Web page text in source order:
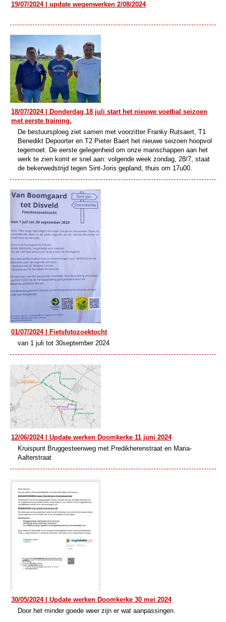
19/07/2024 | update wegenwerken 2/08/2024
18/07/2024 | Donderdag 18 juli start het nieuwe voetbal seizoen
met eerste training.
De bestuursploeg ziet samen met voorzitter Franky Rutsaert, T1
Benedikt Depoorter en T2 Pieter Baert het nieuwe seizoen hoopvol
tegemoet. De eerste gelegenheid om onze manschappen aan het
werk te zien komt er snel aan: volgende week zondag, 28/7, staat
de bekerwedstrijd tegen Sint-Joris gepland, thuis om 17u00.
01/07/2024 | Fietsfotozoektocht
van 1 juli tot 30september 2024
12/06/2024 | Update werken Doomkerke 11 juni 2024
Kruispunt Bruggesteenweg met Predikherenstraat en Maria-
Aalterstraat
30/05/2024 | Update werken Doomkerke 30 mei 2024
Door het minder goede weer zijn er wat aanpassingen.